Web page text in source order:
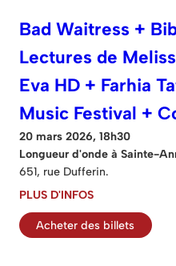
Bad Waitress +
Lectures de
Eva HD + Farhia
Music Festival +
20 mars 2026, 18h30
Longueur d'onde à Sainte-
651, rue Dufferin.
PLUS D'INFOS
Acheter des billets